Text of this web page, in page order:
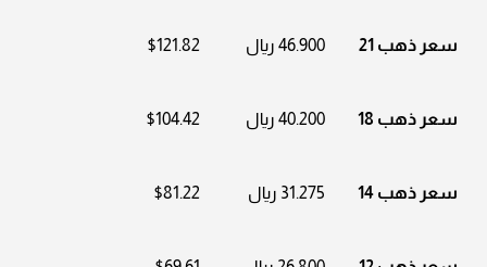
سعر ذهب 21 46.900 ريال $121.82
سعر ذهب 18 40.200 ريال $104.42
سعر ذهب 14 31.275 ريال $81.22